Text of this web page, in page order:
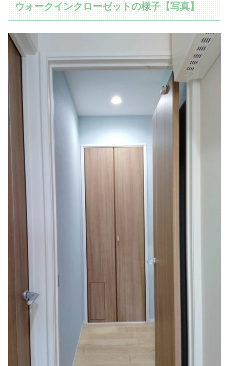
ウォークインクローゼットの様子【写真】